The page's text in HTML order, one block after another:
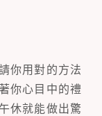
你用對的方法
你心目中的禮
休就能做出驚